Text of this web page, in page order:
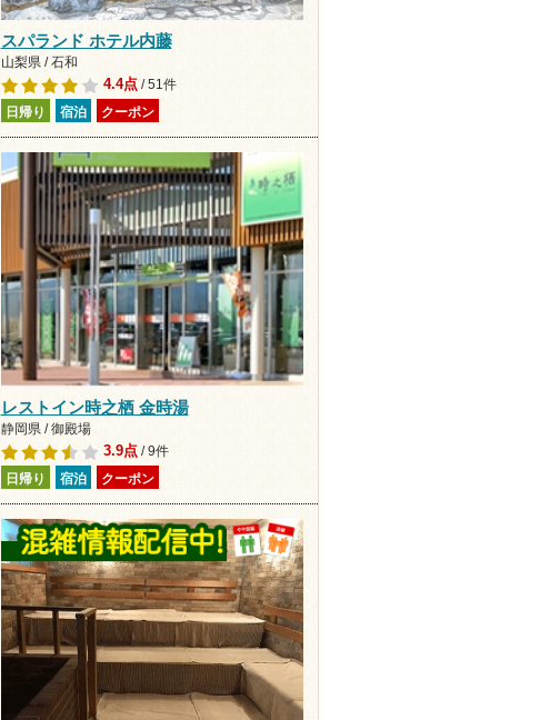
スパランド ホテル内藤
山梨県 / 石和
4.4点/ 51件
日帰り 宿泊 クーポン
レストイン時之栖 金時湯
静岡県 / 御殿場
3.9点/ 9件
日帰り 宿泊 クーポン